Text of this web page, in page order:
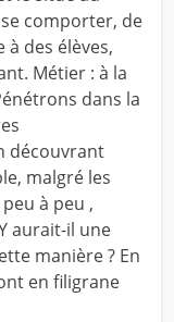
comporter, de
des élèves,
Métier : à la
dans la
découvrant
malgré les
à peu ,
aurait-il une
manière ? En
en filigrane